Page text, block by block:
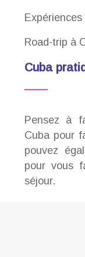
Road-trip à
Cuba
Pensez à
Cuba pour
pouvez
pour vous
séjour.